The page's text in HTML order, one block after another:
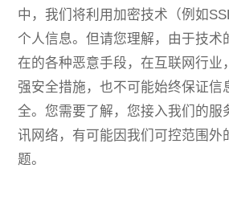
中，我们将利用加密技术（例如
个人信息。但请您理解，由于技术
在的各种恶意手段，在互联网行业
强安全措施，也不可能始终保证信
全。您需要了解，您接入我们的服
讯网络，有可能因我们可控范围外
题。